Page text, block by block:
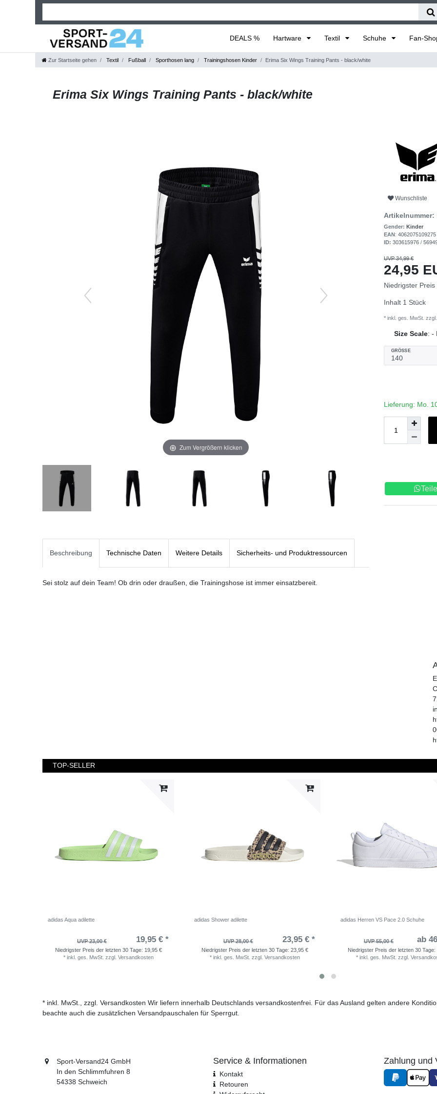
DEALS % Hartware Textil Schuhe Fan-
Zur Startseite gehen Textil Fußball Sporthosen lang Trainingshosen Kinder Erima Six Wings Training Pants - black/white
Erima Six Wings Training Pants - black/white
Zum Vergrößern klicken
Wunschliste
Artikelnummer:
Gender: Kinder
EAN: 4062075109275
ID: 303615976 /
UVP 34,99 €
24,95
Niedrigster
Inhalt 1 Stück
* inkl. ges. MwSt. zzgl.
Size Scale: -
GRÖSSE
Lieferung: Mo.
Beschreibung Technische Daten Weitere Details Sicherheits- und Produktressourcen
Sei stolz auf dein Team! Ob drin oder draußen, die Trainingshose ist immer einsatzbereit.
TOP-SELLER
adidas Aqua adilette
UVP 23,00 € 19,95 € *
Niedrigster Preis der letzten 30 Tage: 19,95 €
* inkl. ges. MwSt. zzgl. Versandkosten
adidas Shower adilette
UVP 28,00 € 23,95 € *
Niedrigster Preis der letzten 30 Tage: 23,95 €
* inkl. ges. MwSt. zzgl. Versandkosten
adidas Herren VS Pace 2.0 Schuhe
UVP 55,00 € ab
Niedrigster Preis der letzten 30 Tage:
* inkl. ges. MwSt. zzgl.
* inkl. MwSt., zzgl. Versandkosten Wir liefern innerhalb Deutschlands versandkostenfrei. Für das Ausland gelten andere
beachte auch die zusätzlichen Versandpauschalen für Sperrgut.
Sport-Versand24 GmbH
In den Schlimmfuhren 8
54338 Schweich
Service & Informationen
Kontakt
Retouren
Zahlung und